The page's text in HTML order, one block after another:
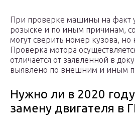
При проверке машины на факт
розыске и по иным причинам,
могут сверить номер кузова, но
Проверка мотора
отличается от заявленной в
выявлено по внешним и иным
Нужно ли в 2020
замену двигателя в